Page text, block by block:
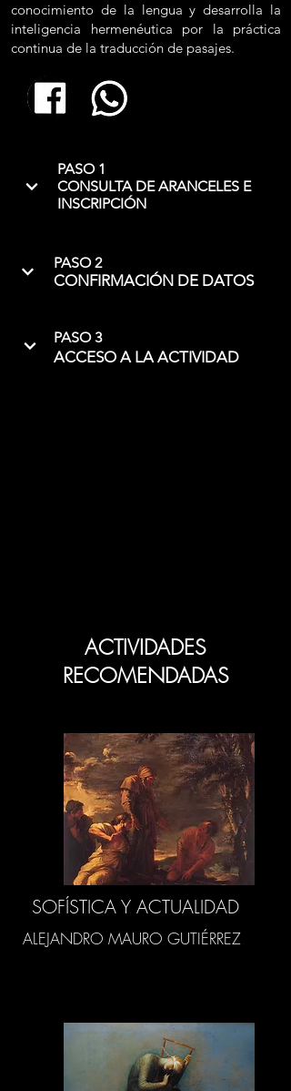
conocimiento de la lengua y desarrolla la
inteligencia hermenéutica por la práctica
continua de la traducción de pasajes.
PASO 1
CONSULTA DE ARANCELES E
INSCRIPCIÓN
PASO 2
CONFIRMACIÓN DE DATOS
PASO 3
ACCESO A LA ACTIVIDAD
ACTIVIDADES
RECOMENDADAS
SOFÍSTICA Y ACTUALIDAD
ALEJANDRO MAURO GUTIÉRREZ